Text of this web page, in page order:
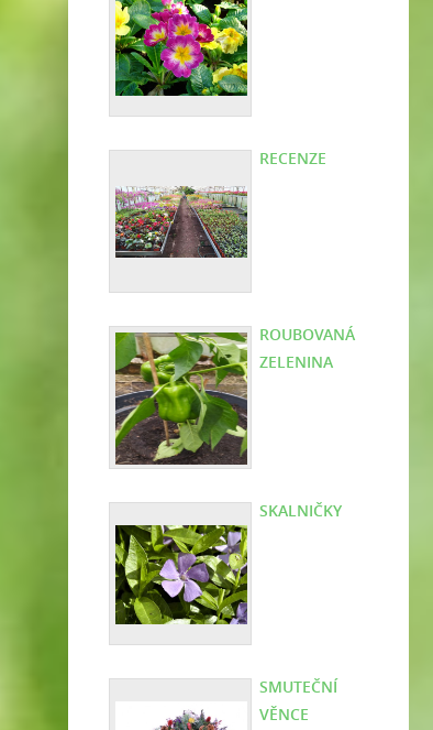
RECENZE
ROUBOVANÁ
ZELENINA
SKALNIČKY
SMUTEČNÍ
VĚNCE